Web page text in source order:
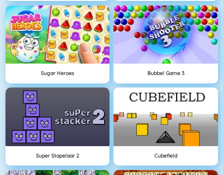
Sugar Heroes Bubbel Game 3
Super Stapelaar 2 Cubefield